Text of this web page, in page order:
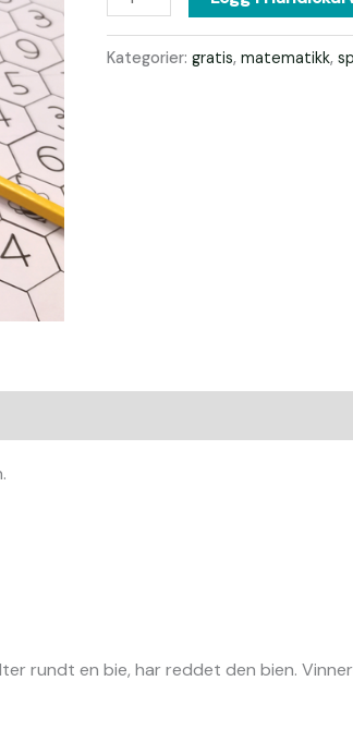
Kategorier:gratis,matematikk,
rundt en bie, har reddet den bien.